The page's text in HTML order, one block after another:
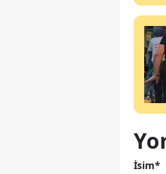
İsim*